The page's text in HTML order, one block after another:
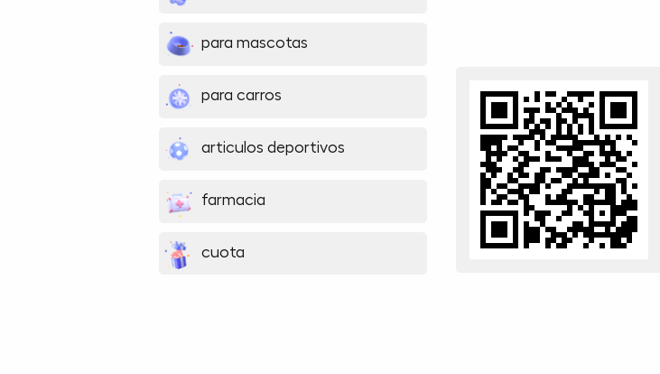
para mascotas
para carros
articulos deportivos
farmacia
cuota